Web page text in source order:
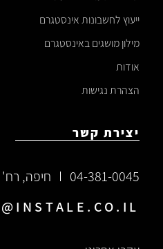
ייעוץ לחשבונות אינסטגרם
מילון מושגים באינסטגרם
אודות
הצהרת נגישות
יצירת קשר
04-381-0045
חיפה, רח'